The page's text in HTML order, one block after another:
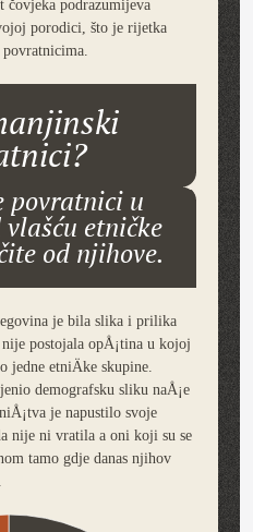
čovjeka podrazumijeva
porodici, što je rijetka
povratnici u
etničke
od njihove.
je bila slika i prilika
postojala opÅ¡tina u kojoj
etniÄke skupine.
demografsku sliku naÅ¡e
je napustilo svoje
nije ni vratila a oni koji su se
tamo gdje danas njihov